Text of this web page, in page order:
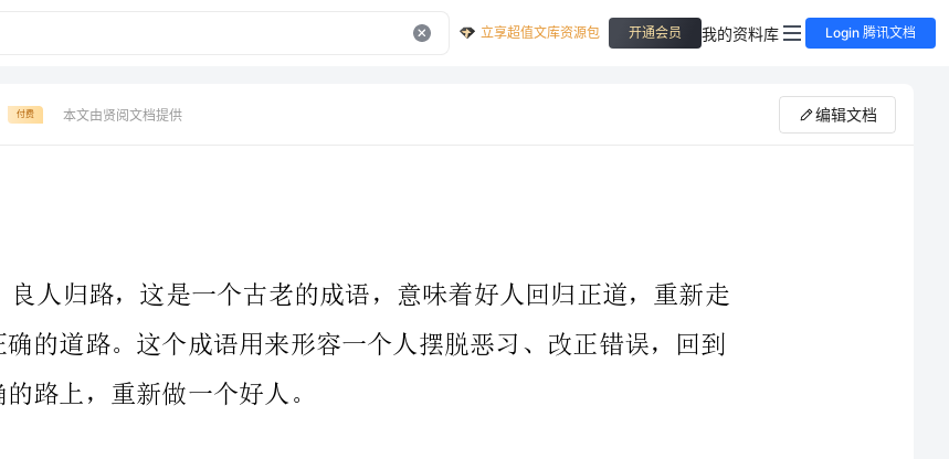
立享超值文库资源包 开通会员 我的资料库 Login 腾讯文档
付费 本文由贤阅文档提供 编辑文档